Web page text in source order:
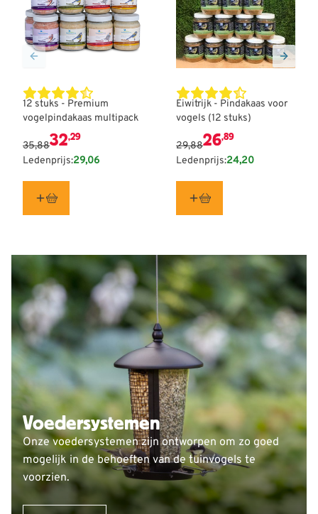
12 stuks - Premium
vogelpindakaas multipack
De prijs is afhankelijk van de gekozen opties op de
35,8832,29
Ledenprijs:29,06
Eiwitrijk - Pindakaas voor
vogels (12 stuks)
De prijs is afhankelijk van
29,8826,89
Ledenprijs:24,20
Voedersystemen
Onze voedersystemen zijn ontworpen om zo goed
mogelijk in de behoeften van de tuinvogels te
voorzien.